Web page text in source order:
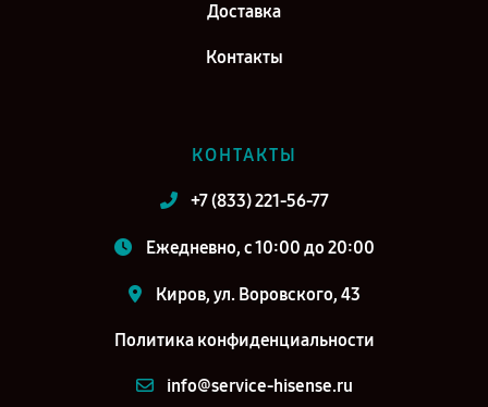
Доставка
Контакты
КОНТАКТЫ
+7 (833) 221-56-77
Ежедневно, с 10:00 до 20:00
Киров, ул. Воровского, 43
Политика конфиденциальности
info@service-hisense.ru